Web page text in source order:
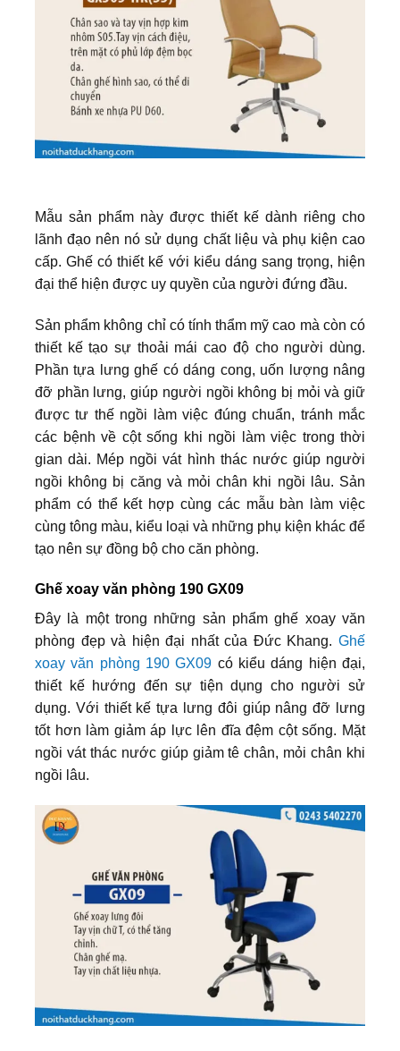
Mẫu sản phẩm này được thiết kế dành riêng cho
lãnh đạo nên nó sử dụng chất liệu và phụ kiện cao
cấp. Ghế có thiết kế với kiểu dáng sang trọng, hiện
đại thể hiện được uy quyền của người đứng đầu.
Sản phẩm không chỉ có tính thẩm mỹ cao mà còn có
thiết kế tạo sự thoải mái cao độ cho người dùng.
Phần tựa lưng ghế có dáng cong, uốn lượng nâng
đỡ phần lưng, giúp người ngồi không bị mỏi và giữ
được tư thế ngồi làm việc đúng chuẩn, tránh mắc
các bệnh về cột sống khi ngồi làm việc trong thời
gian dài. Mép ngồi vát hình thác nước giúp người
ngồi không bị căng và mỏi chân khi ngồi lâu. Sản
phẩm có thể kết hợp cùng các mẫu bàn làm việc
cùng tông màu, kiểu loại và những phụ kiện khác để
tạo nên sự đồng bộ cho căn phòng.
Ghế xoay văn phòng 190 GX09
Đây là một trong những sản phẩm ghế xoay văn
phòng đẹp và hiện đại nhất của Đức Khang. Ghế
xoay văn phòng 190 GX09 có kiểu dáng hiện đại,
thiết kế hướng đến sự tiện dụng cho người sử
dụng. Với thiết kế tựa lưng đôi giúp nâng đỡ lưng
tốt hơn làm giảm áp lực lên đĩa đệm cột sống. Mặt
ngồi vát thác nước giúp giảm tê chân, mỏi chân khi
ngồi lâu.